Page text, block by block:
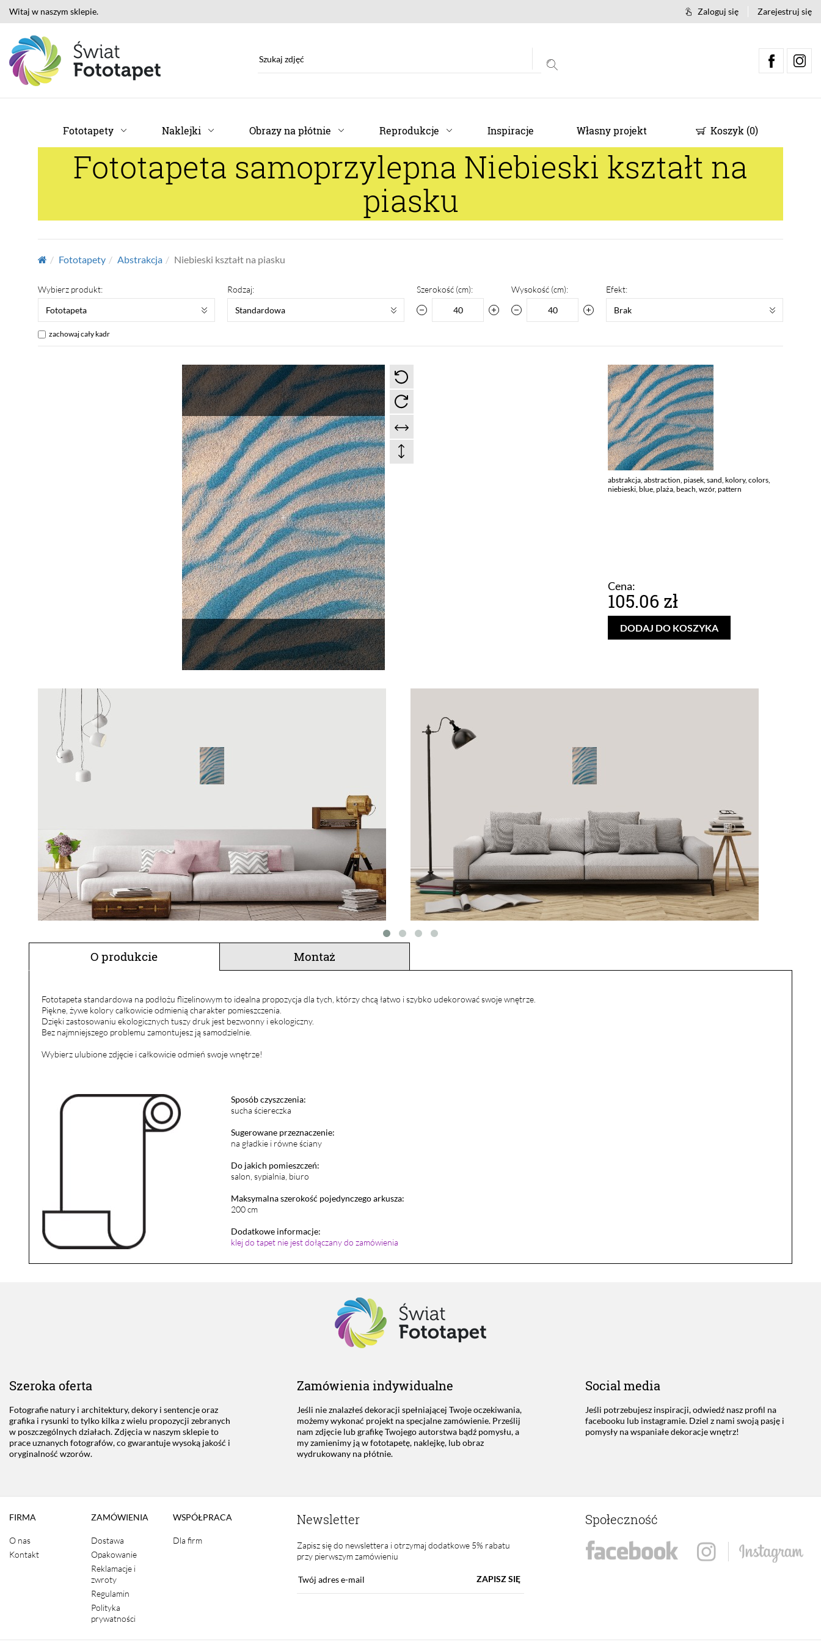
Witaj w naszym sklepie. Zaloguj się Zarejestruj się
Fototapety Naklejki Obrazy na płótnie Reprodukcje Inspiracje Własny projekt Koszyk (0)
Fototapeta samoprzylepna Niebieski kształt na
piasku
Fototapety Abstrakcja Niebieski kształt na piasku
Wybierz produkt:
Fototapeta
Rodzaj:
Standardowa
Szerokość (cm): Wysokość (cm):
Efekt:
Brak
zachowaj cały kadr
abstrakcja, abstraction, piasek, sand, kolory, colors,
niebieski, blue, plaża, beach, wzór, pattern
Cena:
105.06 zł
DODAJ DO KOSZYKA
O produkcie Montaż
Fototapeta standardowa na podłożu flizelinowym to idealna propozycja dla tych, którzy chcą łatwo i szybko udekorować swoje wnętrze.
Piękne, żywe kolory całkowicie odmienią charakter pomieszczenia.
Dzięki zastosowaniu ekologicznych tuszy druk jest bezwonny i ekologiczny.
Bez najmniejszego problemu zamontujesz ją samodzielnie.
Wybierz ulubione zdjęcie i całkowicie odmień swoje wnętrze!
Sposób czyszczenia:
sucha ściereczka
Sugerowane przeznaczenie:
na gładkie i równe ściany
Do jakich pomieszczeń:
salon, sypialnia, biuro
Maksymalna szerokość pojedynczego arkusza:
200 cm
Dodatkowe informacje:
klej do tapet nie jest dołączany do zamówienia
Szeroka oferta
Fotografie natury i architektury, dekory i sentencje oraz
grafika i rysunki to tylko kilka z wielu propozycji zebranych
w poszczególnych działach. Zdjęcia w naszym sklepie to
prace uznanych fotografów, co gwarantuje wysoką jakość i
oryginalność wzorów.
Zamówienia indywidualne
Jeśli nie znalazłeś dekoracji spełniającej Twoje oczekiwania,
możemy wykonać projekt na specjalne zamówienie. Prześlij
nam zdjęcie lub grafikę Twojego autorstwa bądź pomysłu, a
my zamienimy ją w fototapetę, naklejkę, lub obraz
wydrukowany na płótnie.
Social media
Jeśli potrzebujesz inspiracji, odwiedź nasz profil na
facebooku lub instagramie. Dziel z nami swoją pasję i
pomysły na wspaniałe dekoracje wnętrz!
FIRMA
O nas
Kontakt
ZAMÓWIENIA
Dostawa
Opakowanie
Reklamacje i
zwroty
Regulamin
Polityka
prywatności
WSPÓŁPRACA
Dla firm
Newsletter
Zapisz się do newslettera i otrzymaj dodatkowe 5% rabatu
przy pierwszym zamówieniu
ZAPISZ SIĘ
Społeczność